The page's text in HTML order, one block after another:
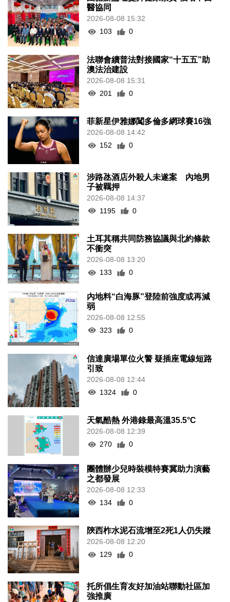
醫協同
2026-08-08 15:32
103
0
法聯會續普法對接國家“十五五”助
澳法治建設
2026-08-08 15:31
201
0
菲新星伊雅娜闖多倫多網球賽16強
2026-08-08 14:42
152
0
涉路氹酒店外殺人未遂案 內地男
子被羈押
2026-08-08 14:37
1195
0
土耳其稱共同防務協議與北約條款
不衝突
2026-08-08 13:20
133
0
內地料“白海豚”登陸前強度或再減
弱
2026-08-08 12:55
323
0
信達廣場單位火警 疑插座電線短路
引致
2026-08-08 12:44
1324
0
天氣酷熱 外港錄最高溫35.5°C
2026-08-08 12:39
270
0
團體辦少兒時裝模特賽冀助力演藝
之都發展
2026-08-08 12:33
134
0
陝西柞水泥石流增至2死1人仍失蹤
2026-08-08 12:20
129
0
托所倡生育友好加油站聯動社區加
強推廣